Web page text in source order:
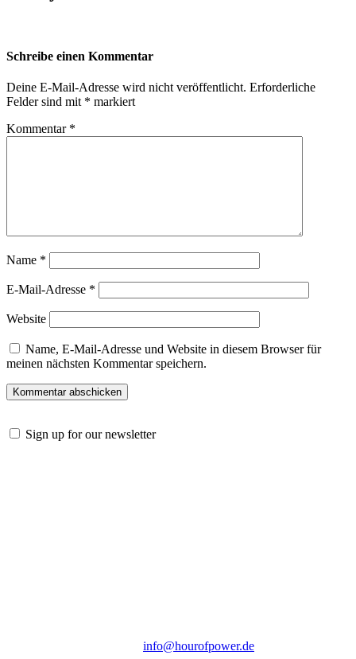
Schreibe einen Kommentar
Deine E-Mail-Adresse wird nicht veröffentlicht. Erforderliche
Felder sind mit * markiert
Kommentar *
Name *
E-Mail-Adresse *
Website
Name, E-Mail-Adresse und Website in diesem Browser für
meinen nächsten Kommentar speichern.
Sign up for our newsletter
info@hourofpower.de